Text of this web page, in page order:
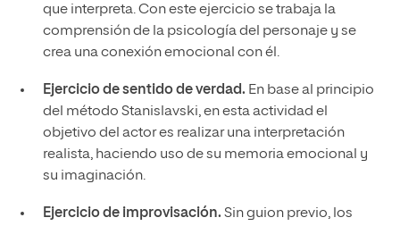
que interpreta. Con este ejercicio se trabaja la
comprensión de la psicología del personaje y se
crea una conexión emocional con él.
Ejercicio de sentido de verdad. En base al principio
del método Stanislavski, en esta actividad el
objetivo del actor es realizar una interpretación
realista, haciendo uso de su memoria emocional y
su imaginación.
Ejercicio de improvisación. Sin guion previo, los